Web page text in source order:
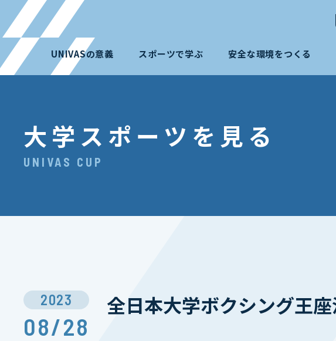
UNIVASの意義 スポーツで学ぶ 安全な環境をつくる
大学スポーツを見る
UNIVAS CUP
2023
08/28
全日本大学ボクシング王